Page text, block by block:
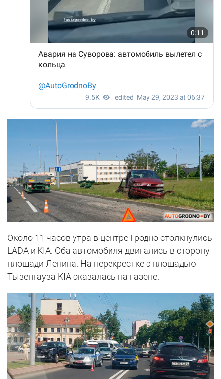
Около 11 часов утра в центре Гродно столкнулись
LADA и KIA. Оба автомобиля двигались в сторону
площади Ленина. На перекрестке с площадью
Тызенгауза KIA оказалась на газоне.